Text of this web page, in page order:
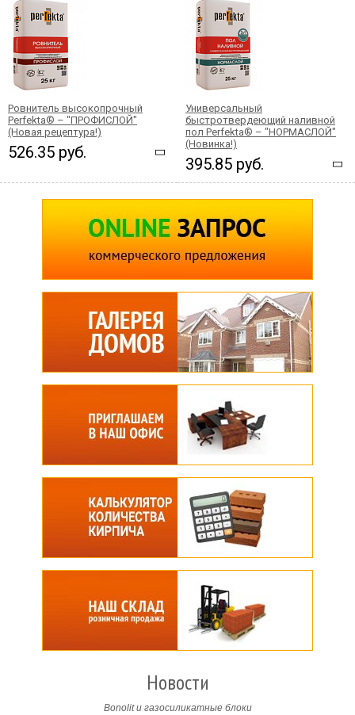
Ровнитель высокопрочный
Perfekta® – "ПРОФИСЛОЙ"
(Новая рецептура!)
526.35 руб.
Универсальный
быстротвердеющий наливной
пол Perfekta® – "НОРМАСЛОЙ"
(Новинка!)
395.85 руб.
Новости
Bonolit и газосиликатные блоки